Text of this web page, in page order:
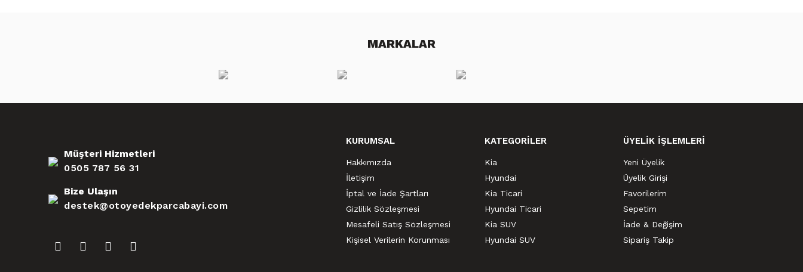
MARKALAR
Müşteri Hizmetleri
0505 787 56 31
Bize Ulaşın
destek@otoyedekparcabayi.com
KURUMSAL
Hakkımızda
İletişim
İptal ve İade Şartları
Gizlilik Sözleşmesi
Mesafeli Satış Sözleşmesi
Kişisel Verilerin Korunması
KATEGORİLER
Kia
Hyundai
Kia Ticari
Hyundai Ticari
Kia SUV
Hyundai SUV
ÜYELİK İŞLEMLERİ
Yeni Üyelik
Üyelik Girişi
Favorilerim
Sepetim
İade & Değişim
Sipariş Takip